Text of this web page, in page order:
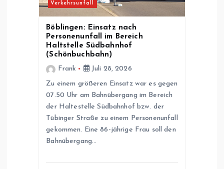
Verkehrsunfall
Böblingen: Einsatz nach
Personenunfall im Bereich
Haltstelle Südbahnhof
(Schönbuchbahn)
Frank
Juli 28, 2026
Zu einem größeren Einsatz war es gegen
07.50 Uhr am Bahnübergang im Bereich
der Haltestelle Südbahnhof bzw. der
Tübinger Straße zu einem Personenunfall
gekommen. Eine 86-jährige Frau soll den
Bahnübergang…